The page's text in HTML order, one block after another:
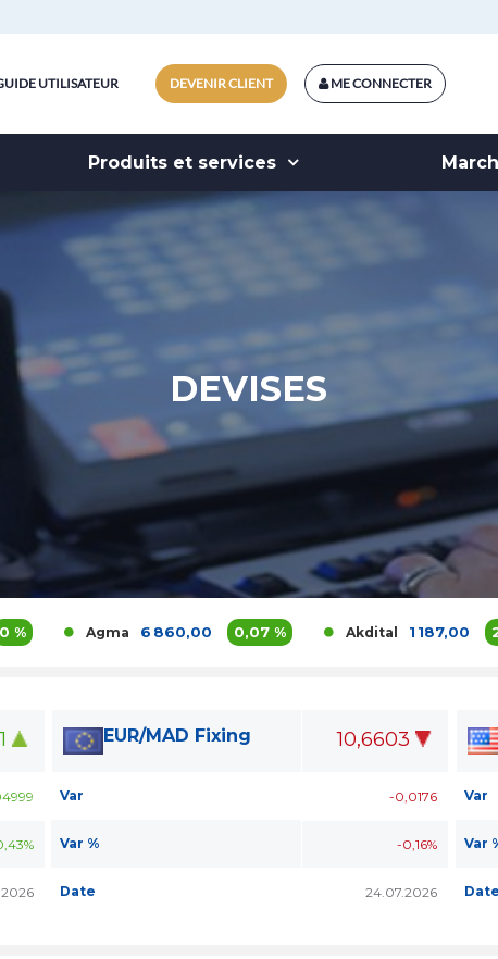
ME CONNECTER
DEVENIR CLIENT
UTILISATEUR
Produits et services
DEVISES
Agma 6 860,00 0,07 % Akdital 1 187,00 2,77 %
EUR/MAD Fixing 10,6603
Var -0,0176
Var % -0,16%
Date 24.07.2026
Var
Var
Date